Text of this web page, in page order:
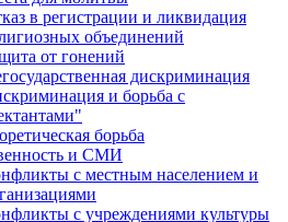
в регистрации и ликвидация
объединений
от гонений
дискриминация
и борьба с
борьба
и СМИ
с местным населением и
с учреждениями культуры